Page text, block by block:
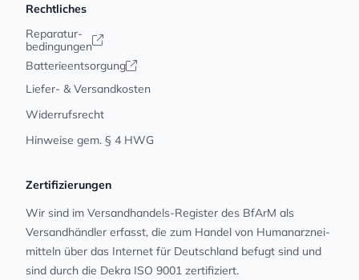
Rechtliches
Reparatur-
bedingungen
Batterieentsorgung
Liefer- & Versandkosten
Widerrufsrecht
Hinweise gem. § 4 HWG
Zertifizierungen
Wir sind im Versandhandels-Register des BfArM als
Versandhändler erfasst, die zum Handel von Human­arz­nei­
mit­teln über das Internet für Deutschland befugt sind und
sind durch die Dekra ISO 9001 zertifiziert.